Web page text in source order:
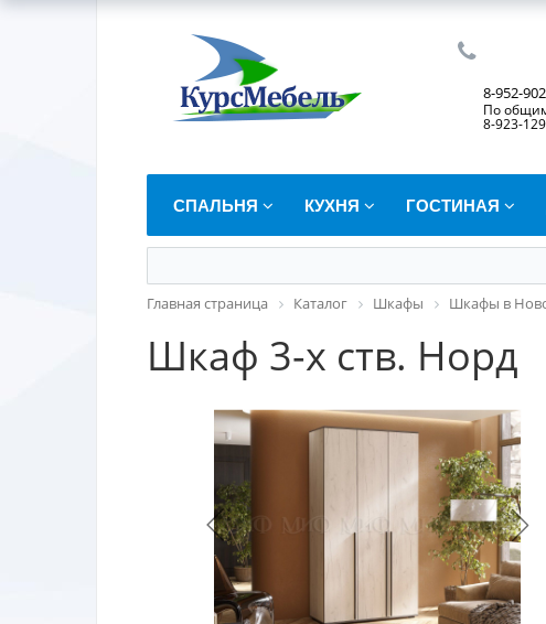
8-952-
По
8-923-
СПАЛЬНЯ КУХНЯ ГОСТИНАЯ
Главная страница Каталог Шкафы Шкафы в
Шкаф 3-х ств. Норд